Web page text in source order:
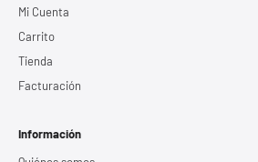
Mi Cuenta
Carrito
Tienda
Facturación
Información